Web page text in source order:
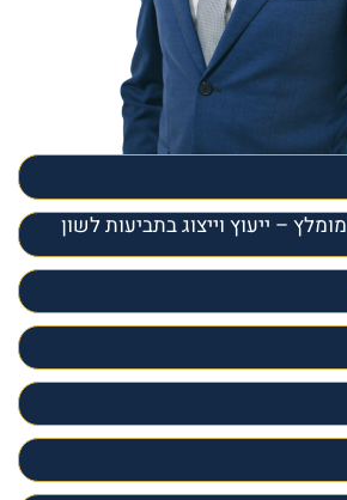
– ייעוץ וייצוג בתביעות לשון